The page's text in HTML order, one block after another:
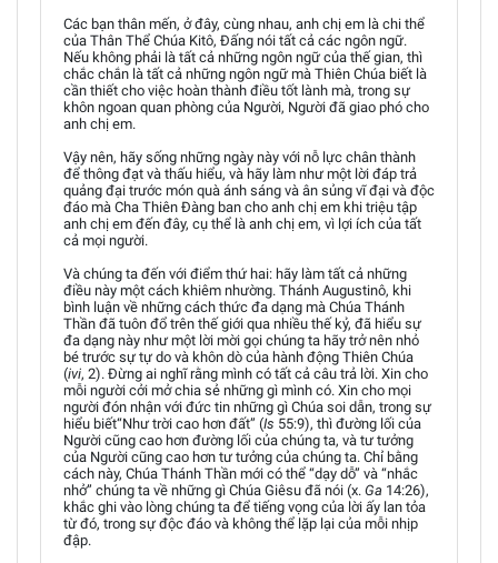
Các bạn thân mến, ở đây, cùng nhau, anh chị em là chi thể
của Thân Thể Chúa Kitô, Đấng nói tất cả các ngôn ngữ.
Nếu không phải là tất cả những ngôn ngữ của thế gian, thì
chắc chắn là tất cả những ngôn ngữ mà Thiên Chúa biết là
cần thiết cho việc hoàn thành điều tốt lành mà, trong sự
khôn ngoan quan phòng của Người, Người đã giao phó cho
anh chị em.
Vậy nên, hãy sống những ngày này với nỗ lực chân thành
để thông đạt và thấu hiểu, và hãy làm như một lời đáp trả
quảng đại trước món quà ánh sáng và ân sủng vĩ đại và độc
đáo mà Cha Thiên Đàng ban cho anh chị em khi triệu tập
anh chị em đến đây, cụ thể là anh chị em, vì lợi ích của tất
cả mọi người.
Và chúng ta đến với điểm thứ hai: hãy làm tất cả những
điều này một cách khiêm nhường. Thánh Augustinô, khi
bình luận về những cách thức đa dạng mà Chúa Thánh
Thần đã tuôn đổ trên thế giới qua nhiều thế kỷ, đã hiểu sự
đa dạng này như một lời mời gọi chúng ta hãy trở nên nhỏ
bé trước sự tự do và khôn dò của hành động Thiên Chúa
(ivi, 2). Đừng ai nghĩ rằng mình có tất cả câu trả lời. Xin cho
mỗi người cởi mở chia sẻ những gì mình có. Xin cho mọi
người đón nhận với đức tin những gì Chúa soi dẫn, trong sự
hiểu biết“Như trời cao hơn đất” (Is 55:9), thì đường lối của
Người cũng cao hơn đường lối của chúng ta, và tư tưởng
của Người cũng cao hơn tư tưởng của chúng ta. Chỉ bằng
cách này, Chúa Thánh Thần mới có thể “dạy dỗ” và “nhắc
nhở” chúng ta về những gì Chúa Giêsu đã nói (x. Ga 14:26),
khắc ghi vào lòng chúng ta để tiếng vọng của lời ấy lan tỏa
từ đó, trong sự độc đáo và không thể lặp lại của mỗi nhịp
đập.